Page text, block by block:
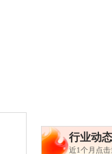
行业动
近1个月点